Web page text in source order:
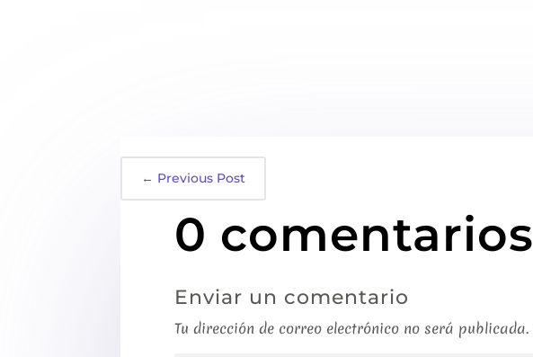
← Previous Post
0 comentarios
Enviar un comentario
Tu dirección de correo electrónico no será publicada.